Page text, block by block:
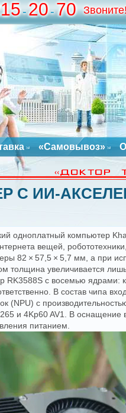
-20-70
«Самовывоз»
С ИИ-
одноплатный компьютер
вещей,
82 × 57,5 × 5,7 мм, а при
толщина увеличивается
с восемью ядрами:
В состав чипа
(NPU) с
и 4Kp60 AV1. В оснащение
питанием.